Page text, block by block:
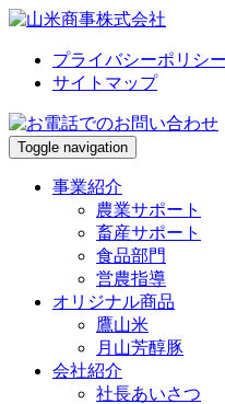
プライバシーポリシー
サイトマップ
Toggle navigation
事業紹介
農業サポート
畜産サポート
食品部門
営農指導
オリジナル商品
鷹山米
月山芳醇豚
会社紹介
社長あいさつ